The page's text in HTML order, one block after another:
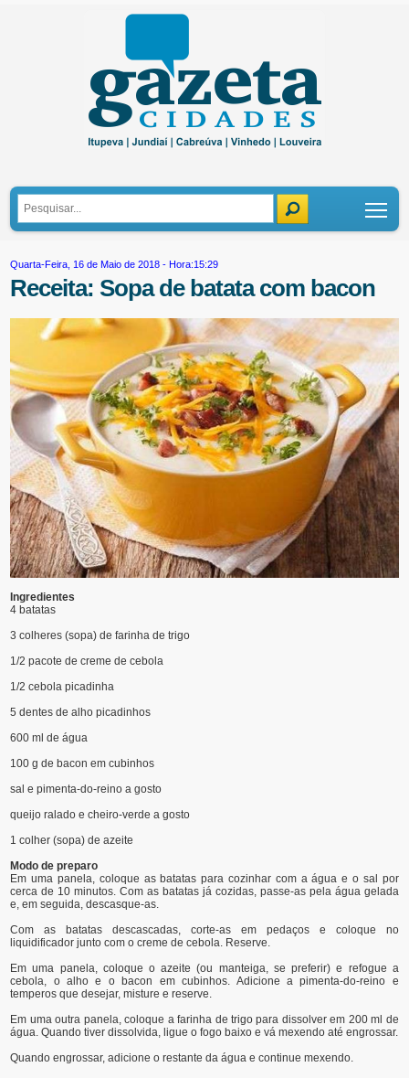
Quarta-Feira, 16 de Maio de 2018 - Hora:15:29
Receita: Sopa de batata com bacon
Ingredientes
4 batatas
3 colheres (sopa) de farinha de trigo
1/2 pacote de creme de cebola
1/2 cebola picadinha
5 dentes de alho picadinhos
600 ml de água
100 g de bacon em cubinhos
sal e pimenta-do-reino a gosto
queijo ralado e cheiro-verde a gosto
1 colher (sopa) de azeite
Modo de preparo
Em uma panela, coloque as batatas para cozinhar com a água e o sal por
cerca de 10 minutos. Com as batatas já cozidas, passe-as pela água gelada
e, em seguida, descasque-as.
Com as batatas descascadas, corte-as em pedaços e coloque no
liquidificador junto com o creme de cebola. Reserve.
Em uma panela, coloque o azeite (ou manteiga, se preferir) e refogue a
cebola, o alho e o bacon em cubinhos. Adicione a pimenta-do-reino e
temperos que desejar, misture e reserve.
Em uma outra panela, coloque a farinha de trigo para dissolver em 200 ml de
água. Quando tiver dissolvida, ligue o fogo baixo e vá mexendo até engrossar.
Quando engrossar, adicione o restante da água e continue mexendo.